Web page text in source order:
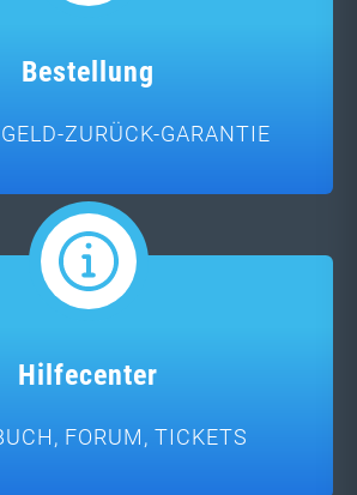
Bestellung
ZURÜCK-GARANTIE
Hilfecenter
FORUM, TICKETS